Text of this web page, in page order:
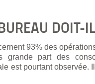
DOIT-
93% des
grande part des
est pourtant